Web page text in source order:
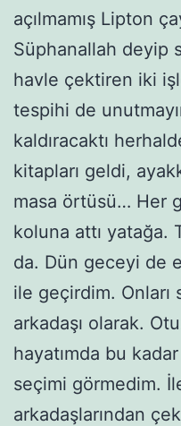
açılmamış Lipton
Süphanallah deyip
havle çektiren iki
tespihi de
kaldıracaktı
kitapları geldi,
masa örtüsü… Her
koluna attı yatağa.
da. Dün geceyi de
ile geçirdim.
arkadaşı olarak.
hayatımda bu
seçimi görmedim.
arkadaşlarından